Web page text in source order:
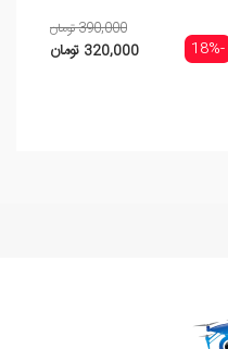
-18%
390,000 تومان
320,000 تومان